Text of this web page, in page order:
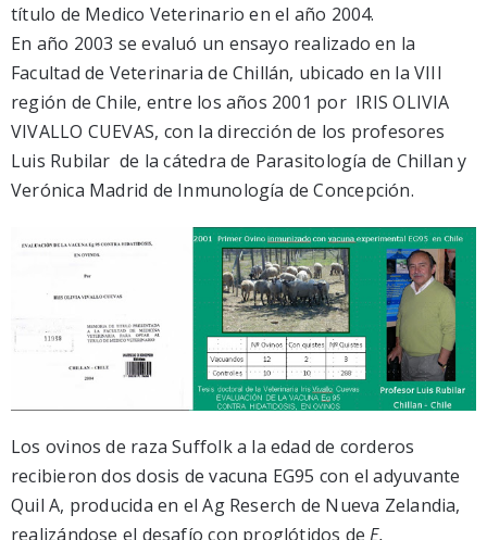
título de Medico Veterinario en el año 2004.
En año 2003 se evaluó un ensayo realizado en la
Facultad de Veterinaria de Chillán, ubicado en la VIII
región de Chile, entre los años 2001 por IRIS OLIVIA
VIVALLO CUEVAS, con la dirección de los profesores
Luis Rubilar de la cátedra de Parasitología de Chillan y
Verónica Madrid de Inmunología de Concepción.
Los ovinos de raza Suffolk a la edad de corderos
recibieron dos dosis de vacuna EG95 con el adyuvante
Quil A, producida en el Ag Reserch de Nueva Zelandia,
realizándose el desafío con proglótidos de E.